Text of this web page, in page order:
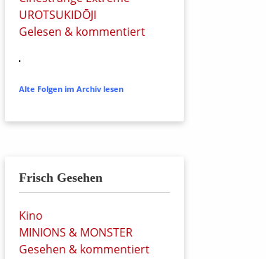
UROTSUKIDŌJI
Gelesen & kommentiert
Alte Folgen im Archiv lesen
Frisch Gesehen
Kino
MINIONS & MONSTER
Gesehen & kommentiert